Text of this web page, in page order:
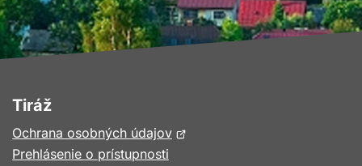
Tiráž
Ochrana osobných údajovOtvorí
Prehlásenie o prístupnosti